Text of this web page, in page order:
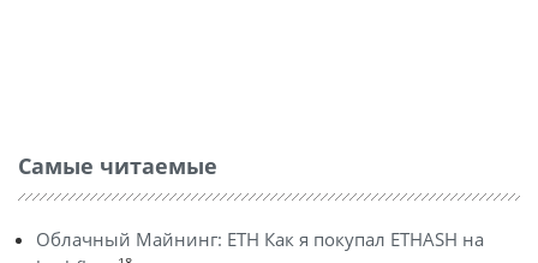
Самые читаемые
Облачный Майнинг: ETH Как я покупал ETHASH на